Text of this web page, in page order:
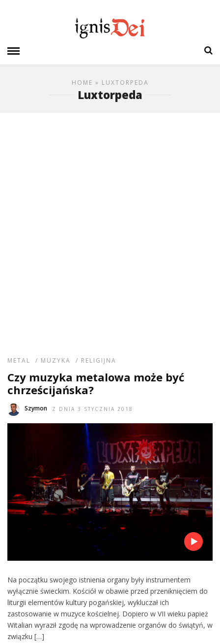
HOME » LUXTORPEDA
Luxtorpeda
METAL / MUZYKA / RELIGIJNA
Czy muzyka metalowa może być
chrześcijańska?
Szymon Z DNIA 3 STYCZNIA 2018
Na początku swojego istnienia organy były instrumentem
wyłącznie świeckim. Kościół w obawie przed przeniknięciem do
liturgii elementów kultury pogańskiej, wykluczał ich
zastosowanie w muzyce kościelnej. Dopiero w VII wieku papież
Witalian wyraził zgodę na wprowadzenie organów do świątyń, w
związku […]